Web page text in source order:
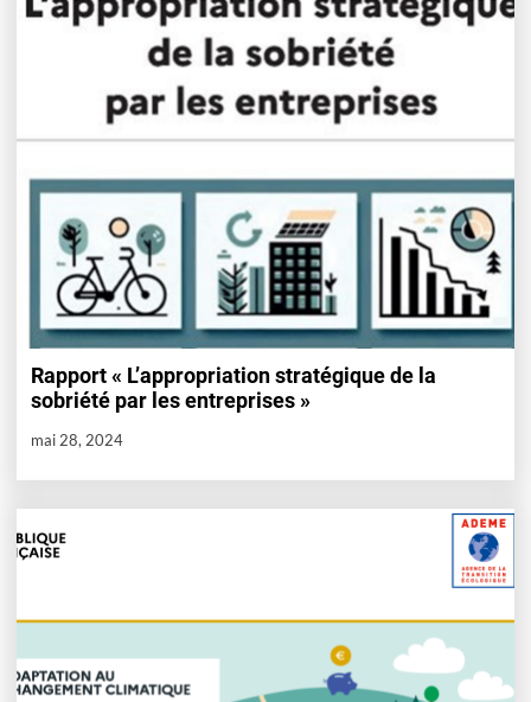
Rapport « L’appropriation stratégique de la
sobriété par les entreprises »
mai 28, 2024